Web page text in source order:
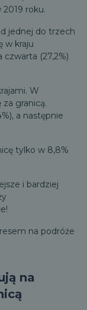
roku.
jednej do trzech
w kraju
(27,2%)
W
granicą.
a następnie
tylko w 8,8%
i bardziej
na podróże
na